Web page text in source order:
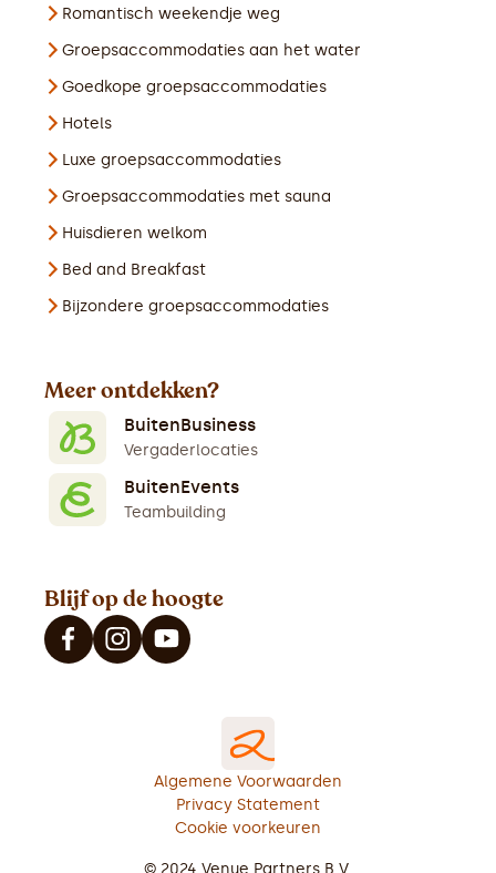
Romantisch weekendje weg
Groepsaccommodaties aan het water
Goedkope groepsaccommodaties
Hotels
Luxe groepsaccommodaties
Groepsaccommodaties met sauna
Huisdieren welkom
Bed and Breakfast
Bijzondere groepsaccommodaties
Meer ontdekken?
BuitenBusiness
Vergaderlocaties
BuitenEvents
Teambuilding
Blijf op de hoogte
Algemene Voorwaarden
Privacy Statement
Cookie voorkeuren
© 2024 Venue Partners B.V.